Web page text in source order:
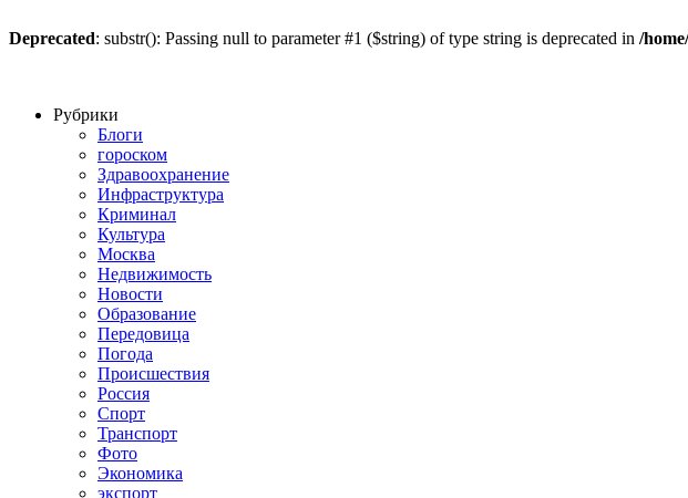
Deprecated: substr(): Passing null to parameter #1 ($string) of type string is deprecated in /
Рубрики
Блоги
гороском
Здравоохранение
Инфраструктура
Криминал
Культура
Москва
Недвижимость
Новости
Образование
Передовица
Погода
Происшествия
Россия
Спорт
Транспорт
Фото
Экономика
экспорт